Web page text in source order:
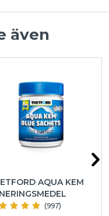
även
AQUA KEM
(997)